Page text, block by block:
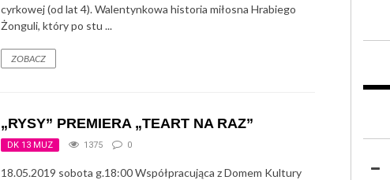
cyrkowej (od lat 4). Walentynkowa historia miłosna Hrabiego
Żonguli, który po stu ...
ZOBACZ
„RYSY” PREMIERA „TEART NA RAZ”
DK 13 MUZ 1375 0
18.05.2019 sobota g.18:00 Współpracująca z Domem Kultury